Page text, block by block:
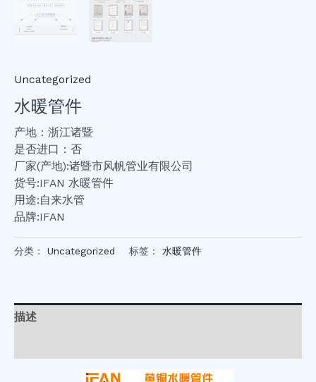
Uncategorized
水暖管件
产地：浙江诸暨
是否进口：否
厂家(产地):诸暨市风帆管业有限公司
货号:IFAN 水暖管件
用途:自来水管
品牌:IFAN
分类： Uncategorized 标签： 水暖管件
描述